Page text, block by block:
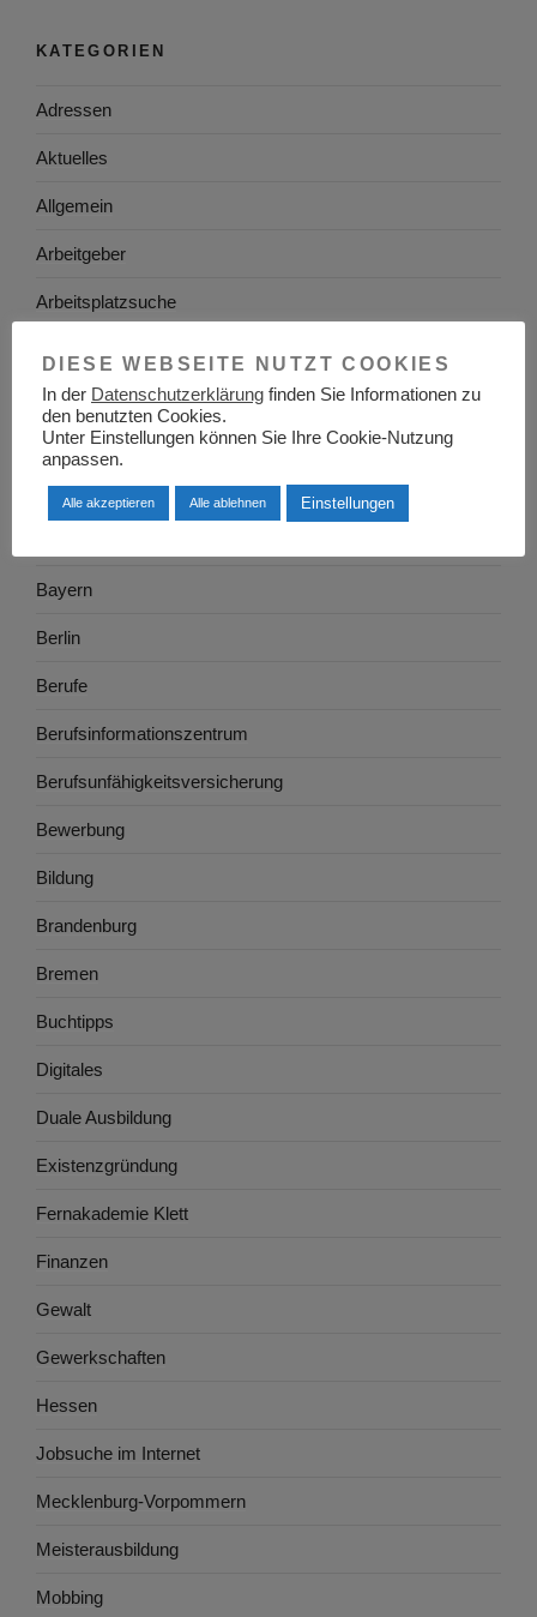
KATEGORIEN
Adressen
Aktuelles
Allgemein
Arbeitgeber
Arbeitsplatzsuche
Arbeitswelt
Arbeitszeugnis
Ausbildung
Bayern
Berlin
Berufe
Berufsinformationszentrum
Berufsunfähigkeitsversicherung
Bewerbung
Bildung
Brandenburg
Bremen
Buchtipps
Digitales
Duale Ausbildung
Existenzgründung
Fernakademie Klett
Finanzen
Gewalt
Gewerkschaften
Hessen
Jobsuche im Internet
Mecklenburg-Vorpommern
Meisterausbildung
Mobbing
DIESE WEBSEITE NUTZT COOKIES
In der Datenschutzerklärung finden Sie Informationen zu
den benutzten Cookies.
Unter Einstellungen können Sie Ihre Cookie-Nutzung
anpassen.
Alle akzeptieren Alle ablehnen Einstellungen